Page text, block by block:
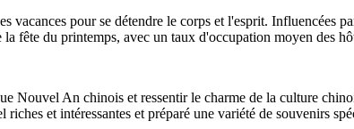
pour se détendre le corps et l'esprit. Influencées
fête du printemps, avec un taux d'occupation moyen des
Nouvel An chinois et ressentir le charme de la culture
et intéressantes et préparé une variété de souvenirs